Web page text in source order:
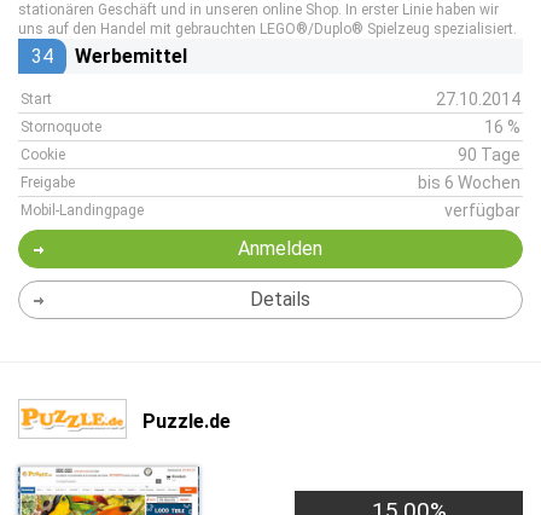
stationären Geschäft und in unseren online Shop. In erster Linie haben wir
uns auf den Handel mit gebrauchten LEGO®/Duplo® Spielzeug spezialisiert.
34 Werbemittel
Start 27.10.2014
Stornoquote 16 %
Cookie 90 Tage
Freigabe bis 6 Wochen
Mobil-Landingpage verfügbar
Anmelden
Details
Puzzle.de